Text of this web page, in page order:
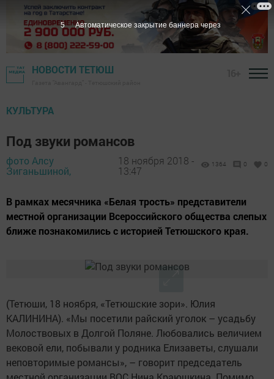
НОВОСТИ ТЕТЮШ
КУЛЬТУРА
Под звуки романсов
фото Алсу
Зиганьшиной,
18 ноября 2018 -
13:47
1364 0 0
В рамках месячника «Белая трость» представители
местной организации Всероссийского общества слепых
ближе познакомились с историей Тетюшского края.
(Тетюши, 18 ноября, «Тетюшские зори». Юлия
КАЛИНИНА). «Мы посетили райский уголок – усадьбу
Молоствовых в Долгой Поляне. Любовались величием
вековой ели, побывали у родника Елизаветы, слушали
неповторимые романсы», – говорит председатель
4 Автоматическое закрытие баннера через